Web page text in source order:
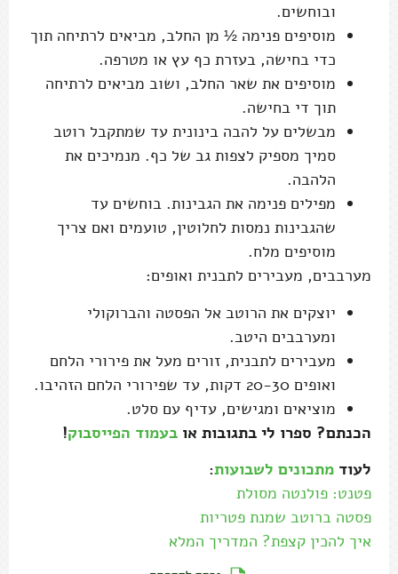
ובוחשים.
מוסיפים פנימה ½ מן החלב, מביאים לרתיחה תוך
כדי בחישה, בעזרת כף עץ או מטרפה.
מוסיפים את שאר החלב, ושוב מביאים לרתיחה
תוך די בחישה.
מבשלים על להבה בינונית עד שמתקבל רוטב
סמיך מספיק לצפות גב של כף. מנמיכים את
הלהבה.
מפילים פנימה את הגבינות. בוחשים עד
שהגבינות נמסות לחלוטין, טועמים ואם צריך
מוסיפים מלח.
מערבבים, מעבירים לתבנית ואופים:
יוצקים את הרוטב אל הפסטה והברוקולי
ומערבבים היטב.
מעבירים לתבנית, זורים מעל את פירורי הלחם
ואופים 20-30 דקות, עד שפירורי הלחם הזהיבו.
מוציאים ומגישים, עדיף עם סלט.
הכנתם? ספרו לי בתגובות או בעמוד הפייסבוק!
לעוד מתכונים לשבועות:
פטנט: פולנטה מסולת
פסטה ברוטב שמנת פטריות
איך להכין קצפת? המדריך המלא